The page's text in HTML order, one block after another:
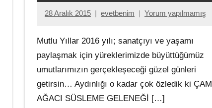
28 Aralık 2015 evetbenim Yorum yapılmamış
Mutlu Yıllar 2016 yılı; sanatçıyı ve yaşamı
paylaşmak için yüreklerimizde büyüttüğümüz
umutlarımızın gerçekleşeceği güzel günleri
getirsin… Aydınlığı o kadar çok özledik ki ÇAM
AĞACI SÜSLEME GELENEĞİ […]